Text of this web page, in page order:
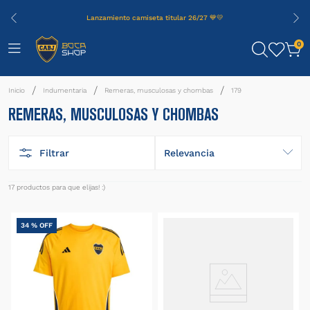
Lanzamiento camiseta titular 26/27 💙💛
0
Indumentaria Remeras, musculosas y chombas 179
REMERAS, MUSCULOSAS Y CHOMBAS
Filtrar Relevancia
17 productos
34 % OFF